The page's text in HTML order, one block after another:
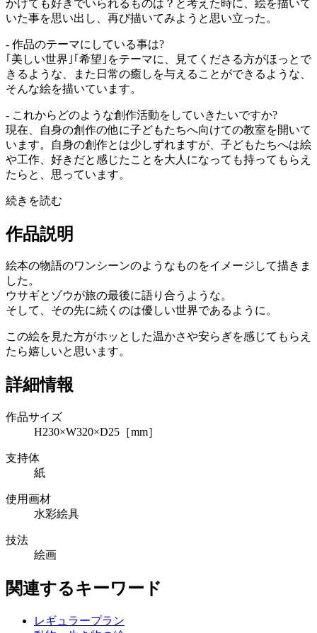
かけても好きでいられるものは？と考えた時に、絵を描いて
いた事を思い出し、再び描いてみようと思い立った。
- 作品のテーマにしている事は?
｢美しい世界｣｢希望｣をテーマに、見てくださる方がほっとで
きるような、また日常の癒しを与えることができるような、
そんな絵を描いています。
- これからどのような創作活動をしていきたいですか?
現在、自身の創作の他に子どもたちへ向けての教室を開いて
います。自身の創作とは少しずれますが、子どもたちへは絵
や工作、好きだと感じたことを大人になっても持ってもらえ
たらと、思っています。
続きを読む
作品説明
絵本の物語のワンシーンのようなものをイメージして描きま
した。
ウサギとゾウが旅の最後に語り合うような。
そして、その先に続くのは優しい世界であるように。
この絵を見た方がホッとした温かさや安らぎを感じてもらえ
たら嬉しいと思います。
詳細情報
作品サイズ
H230×W320×D25［mm］
支持体
紙
使用画材
水彩絵具
技法
絵画
関連するキーワード
レギュラープラン